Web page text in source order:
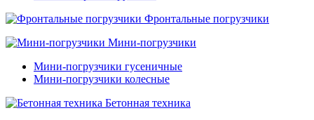
Фронтальные погрузчики
Мини-погрузчики
Мини-погрузчики гусеничные
Мини-погрузчики колесные
Бетонная техника